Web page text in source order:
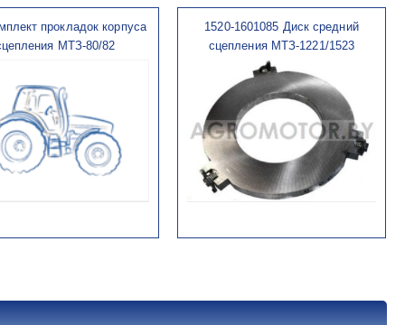
прокладок корпуса
МТЗ-80/82
просмотр
1520-1601085 Диск средний
сцепления МТЗ-1221/1523
Быстрый просмотр